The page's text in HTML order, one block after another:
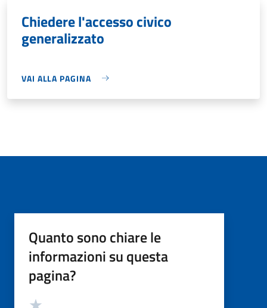
Chiedere l'accesso civico
generalizzato
VAI ALLA PAGINA
Quanto sono chiare le
informazioni su questa
pagina?
Valutazione